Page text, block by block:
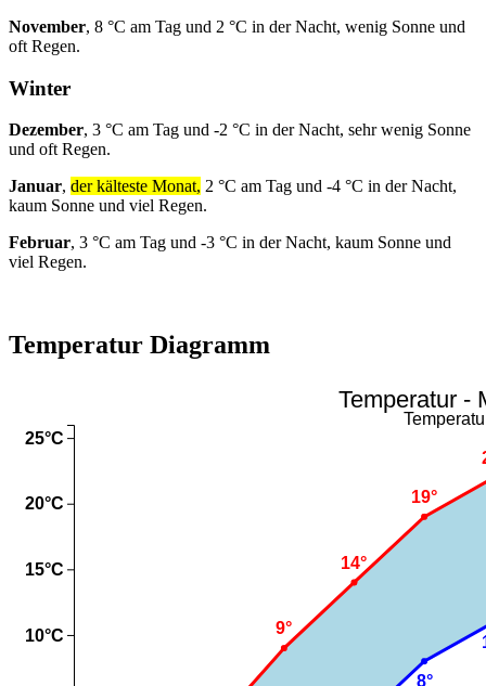
November, 8 °C am Tag und 2 °C in der Nacht, wenig Sonne und
oft Regen.
Winter
Dezember, 3 °C am Tag und -2 °C in der Nacht, sehr wenig Sonne
und oft Regen.
Januar, der kälteste Monat, 2 °C am Tag und -4 °C in der Nacht,
kaum Sonne und viel Regen.
Februar, 3 °C am Tag und -3 °C in der Nacht, kaum Sonne und
viel Regen.
Temperatur Diagramm